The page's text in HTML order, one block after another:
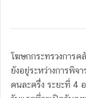
โฆษกกระทรวงการค
ยังอยู่ระหว่างการพิจ
คนละครึ่ง ระยะที่ 4